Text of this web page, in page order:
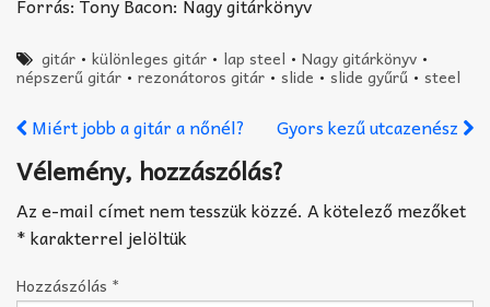
Forrás: Tony Bacon: Nagy gitárkönyv
gitár •különleges gitár • lap steel •Nagy gitárkönyv •
népszerű gitár • rezonátoros gitár • slide • slide gyűrű • steel
Miért jobb a gitár a nőnél? Gyors kezű utcazenész
Vélemény, hozzászólás?
Az e-mail címet nem tesszük közzé. A kötelező mezőket
*karakterrel jelöltük
Hozzászólás *